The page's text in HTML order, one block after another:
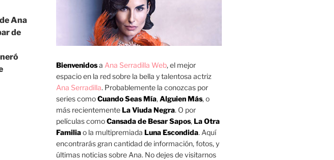
Ana
de
Bienvenidosa Ana Serradilla Web, el mejor
espacio en la red sobre la bella y talentosa actriz
Ana Serradilla. Probablemente la conozcas por
series comoCuando Seas Mía,Alguien Más, o
más recientementeLa Viuda Negra. O por
películas comoCansada de Besar Sapos,La Otra
Familiao la multipremiada Luna Escondida. Aquí
encontrarás gran cantidad de información, fotos, y
últimas noticias sobre Ana. No dejes de visitarnos